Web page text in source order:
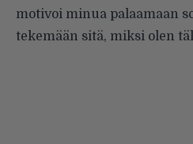
motivoi minua palaamaan
tekemään sitä, miksi olen